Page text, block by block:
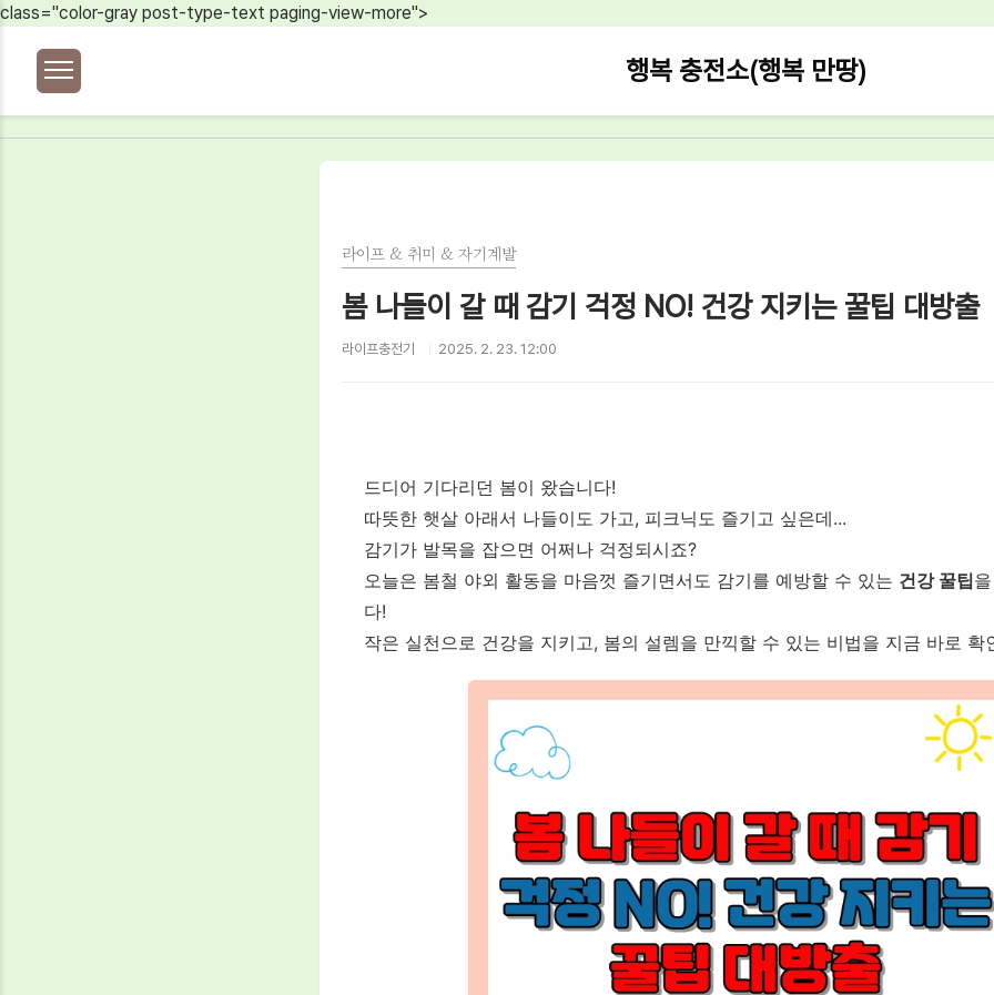
class="color-gray post-type-text paging-view-more">
본문 바로가기
행복 충전소(행복 만땅)
라이프 & 취미 & 자기계발
봄 나들이 갈 때 감기 걱정 NO! 건강 지키는 꿀팁 대방출
라이프충전기 2025. 2. 23. 12:00
드디어 기다리던 봄이 왔습니다!
따뜻한 햇살 아래서 나들이도 가고, 피크닉도 즐기고 싶은데...
감기가 발목을 잡으면 어쩌나 걱정되시죠?
오늘은 봄철 야외 활동을 마음껏 즐기면서도 감기를 예방할 수 있는 건강 꿀팁
다!
작은 실천으로 건강을 지키고, 봄의 설렘을 만끽할 수 있는 비법을 지금 바로 확